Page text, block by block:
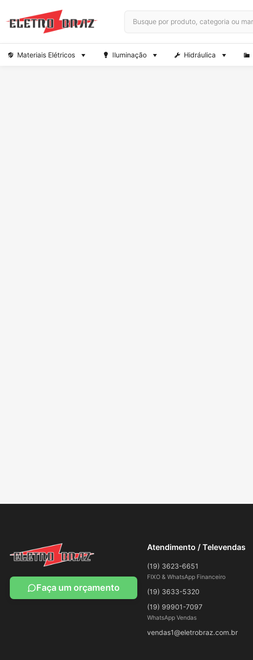
Materiais Elétricos Iluminação Hidráulica
Faça um orçamento
Atendimento / Televendas
(19) 3623-6651
FIXO & WhatsApp Financeiro
(19) 3633-5320
(19) 99901-7097
WhatsApp Vendas
vendas1@eletrobraz.com.br